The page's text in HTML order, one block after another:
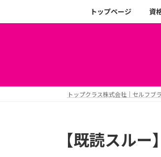
トップページ 資
トップクラス株式会社｜セルフブ
【既読スル